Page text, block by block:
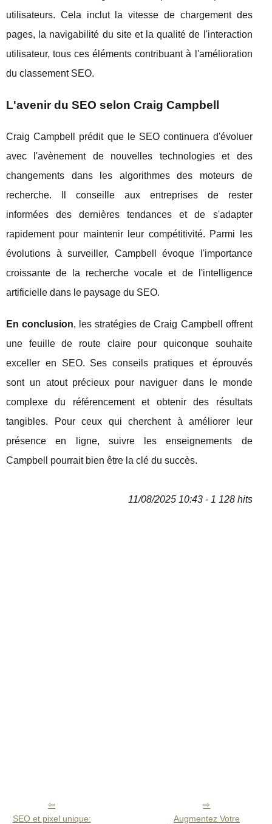
utilisateurs. Cela inclut la vitesse de chargement des
pages, la navigabilité du site et la qualité de l'interaction
utilisateur, tous ces éléments contribuant à l'amélioration
du classement SEO.
L'avenir du SEO selon Craig Campbell
Craig Campbell prédit que le SEO continuera d'évoluer
avec l'avènement de nouvelles technologies et des
changements dans les algorithmes des moteurs de
recherche. Il conseille aux entreprises de rester
informées des dernières tendances et de s'adapter
rapidement pour maintenir leur compétitivité. Parmi les
évolutions à surveiller, Campbell évoque l'importance
croissante de la recherche vocale et de l'intelligence
artificielle dans le paysage du SEO.
En conclusion, les stratégies de Craig Campbell offrent
une feuille de route claire pour quiconque souhaite
exceller en SEO. Ses conseils pratiques et éprouvés
sont un atout précieux pour naviguer dans le monde
complexe du référencement et obtenir des résultats
tangibles. Pour ceux qui cherchent à améliorer leur
présence en ligne, suivre les enseignements de
Campbell pourrait bien être la clé du succès.
11/08/2025 10:43 - 1 128 hits
SEO et pixel unique:
Augmentez Votre